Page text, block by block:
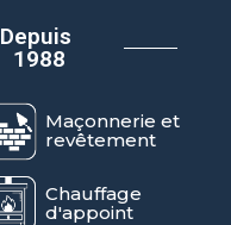
Depuis
1988
Maçonnerie et
revêtement
Chauffage
d'appoint